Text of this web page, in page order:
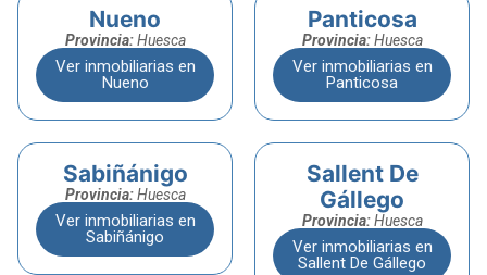
Nueno
Provincia:Huesca
Ver inmobiliarias en
Nueno
Panticosa
Provincia:Huesca
Ver inmobiliarias en
Panticosa
Sabiñánigo
Provincia:Huesca
Ver inmobiliarias en
Sabiñánigo
Sallent De
Gállego
Provincia:Huesca
Ver inmobiliarias en
Sallent De Gállego